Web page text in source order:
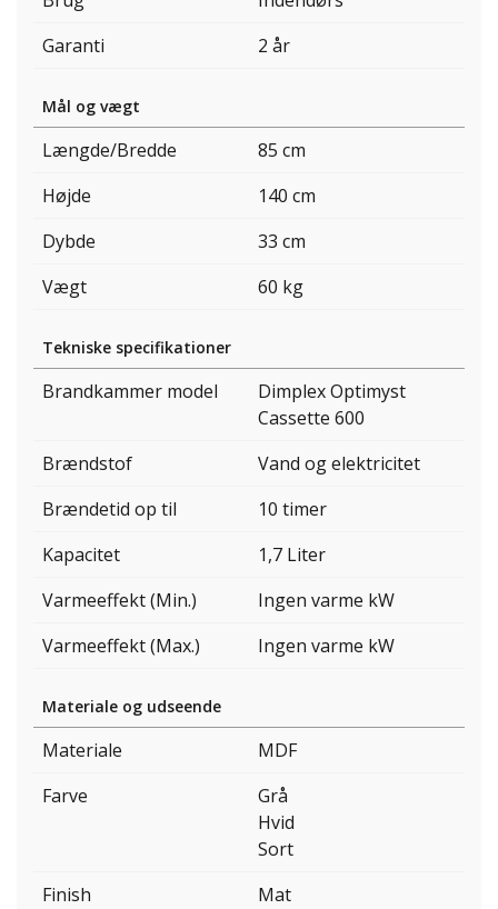
Garanti
2 år
Mål og vægt
Længde/Bredde
85 cm
Højde
140 cm
Dybde
33 cm
Vægt
60 kg
Tekniske specifikationer
Brandkammer model
Dimplex Optimyst
Cassette 600
Brændstof
Vand og elektricitet
Brændetid op til
10 timer
Kapacitet
1,7 Liter
Varmeeffekt (Min.)
Ingen varme kW
Varmeeffekt (Max.)
Ingen varme kW
Materiale og udseende
Materiale
MDF
Farve
Grå
Hvid
Sort
Finish
Mat